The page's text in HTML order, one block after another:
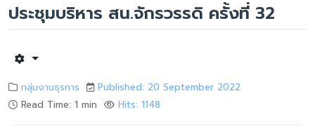
ประชุมบริหาร สน.จักรวรรดิ ครั้งที่ 32
กลุ่มงานธุรการ
Published: 20 September 2022
Read Time: 1 min
Hits: 1148